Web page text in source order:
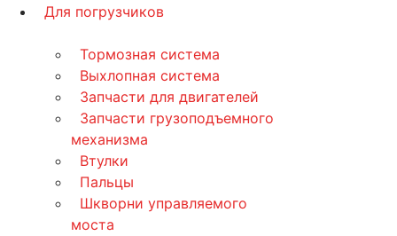
Для погрузчиков
Тормозная система
Выхлопная система
Запчасти для двигателей
Запчасти грузоподъемного
механизма
Втулки
Пальцы
Шкворни управляемого
моста